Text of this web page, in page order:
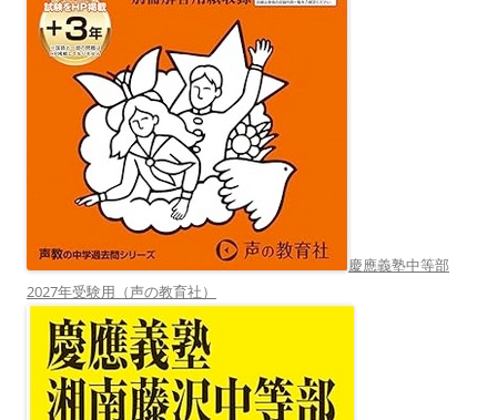
慶應義塾中等部
2027年受験用（声の教育社）